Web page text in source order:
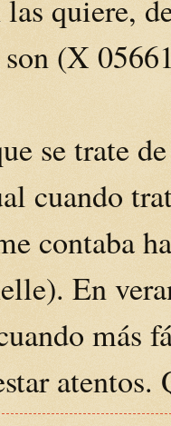
quiere,
son (X
se trate
cuando
contaba
En
más